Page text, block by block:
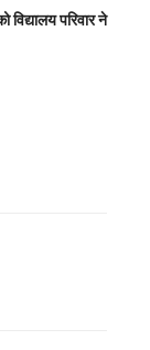
परिवार ने